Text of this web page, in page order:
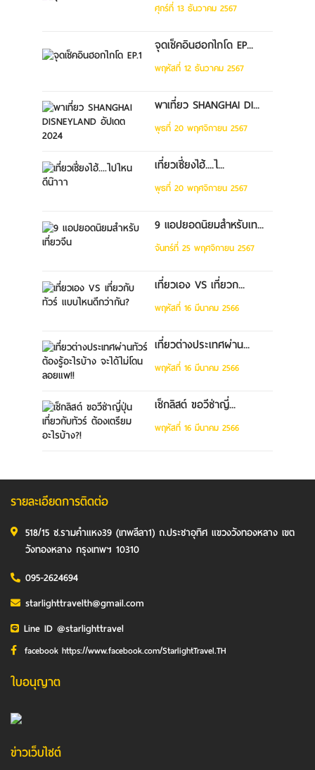
ศุกร์ที่ 13 ธันวาคม 2567
จุดเช็คอินฮอกไกโด EP...
พฤหัสที่ 12 ธันวาคม 2567
พาเที่ยว SHANGHAI DI...
พุธที่ 20 พฤศจิกายน 2567
เที่ยวเซี่ยงไฮ้....ไ...
พุธที่ 20 พฤศจิกายน 2567
9 แอปยอดนิยมสำหรับเท...
จันทร์ที่ 25 พฤศจิกายน 2567
เที่ยวเอง VS เที่ยวก...
พฤหัสที่ 16 มีนาคม 2566
เที่ยวต่างประเทศผ่าน...
พฤหัสที่ 16 มีนาคม 2566
เช็กลิสต์ ขอวีซ่าญี่...
พฤหัสที่ 16 มีนาคม 2566
รายละเอียดการติดต่อ
518/15 ซ.รามคำแหง39 (เทพลีลา1) ถ.ประชาอุทิศ แขวงวังทองหลาง เขต
วังทองหลาง กรุงเทพฯ 10310
095-2624694
starlighttravelth@gmail.com
Line ID @starlighttravel
facebook https://www.facebook.com/StarlightTravel.TH
ใบอนุญาต
ข่าวเว็บไซต์